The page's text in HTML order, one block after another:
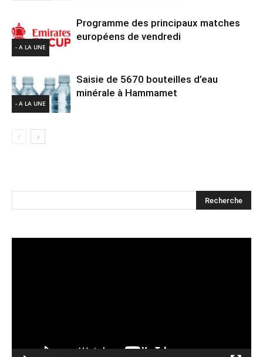
- A LA UNE
Programme des principaux matches
européens de vendredi
- A LA UNE
Saisie de 5670 bouteilles d’eau
minérale à Hammamet